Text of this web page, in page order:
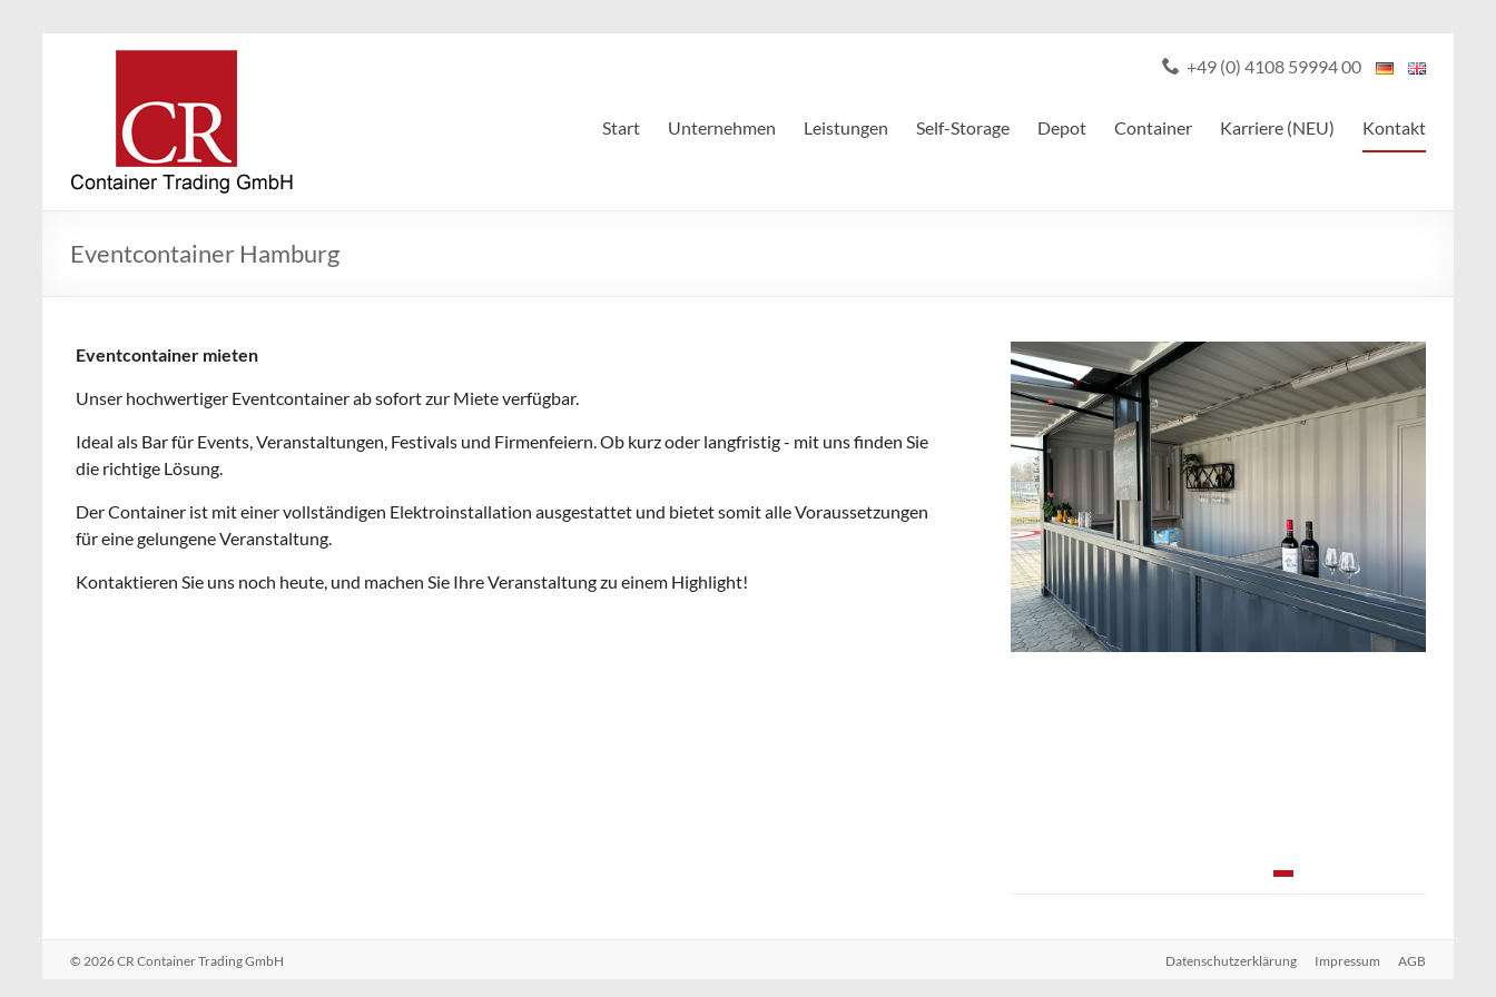
+49 (0) 4108 59994 00
Start Unternehmen Leistungen Self-Storage Depot Container Karriere (NEU) Kontakt
Eventcontainer Hamburg
Eventcontainer mieten
Unser hochwertiger Eventcontainer ab sofort zur Miete verfügbar.
Ideal als Bar für Events, Veranstaltungen, Festivals und Firmenfeiern. Ob kurz oder langfristig - mit uns finden Sie
die richtige Lösung.
Der Container ist mit einer vollständigen Elektroinstallation ausgestattet und bietet somit alle Voraussetzungen
für eine gelungene Veranstaltung.
Kontaktieren Sie uns noch heute, und machen Sie Ihre Veranstaltung zu einem Highlight!
4
© 2026CR Container Trading GmbH Datenschutzerklärung Impressum AGB